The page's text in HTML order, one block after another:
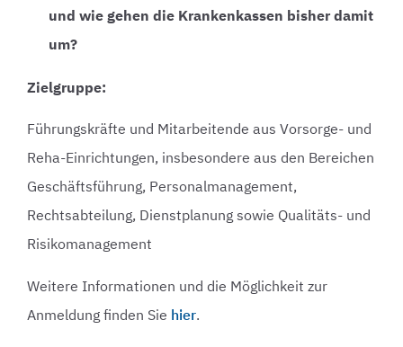
und wie gehen die Krankenkassen bisher damit
um?
Zielgruppe:
Führungskräfte und Mitarbeitende aus Vorsorge- und
Reha-Einrichtungen, insbesondere aus den Bereichen
Geschäftsführung, Personalmanagement,
Rechtsabteilung, Dienstplanung sowie Qualitäts- und
Risikomanagement
Weitere Informationen und die Möglichkeit zur
Anmeldung finden Sie hier.